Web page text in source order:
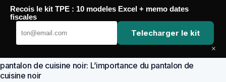
Passer
contenu
Comptabilité Job
pantalon de cuisine noir: L’importance du pantalon de
cuisine noir
Recois le kit TPE : 10 modeles Excel + memo dates
fiscales
Telecharger le kit
×